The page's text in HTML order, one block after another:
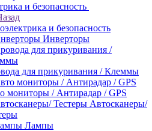
и безопасность
и безопасность
Инверторы
для прикуривания / Клеммы
мониторы / Антирадар / GPS
Автосканеры/
Лампы